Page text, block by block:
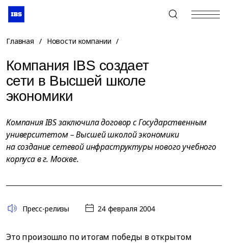
+7 (495) 967-80-80
Главная / Новости компании /
Компания IBS создает
сети в Высшей школе
экономики
Компания IBS заключила договор с Государственным
университетом – Высшей школой экономики
на создание сетевой инфраструктуры нового учебного
корпуса в г. Москве.
Пресс-релизы 24 февраля 2004
Это произошло по итогам победы в открытом